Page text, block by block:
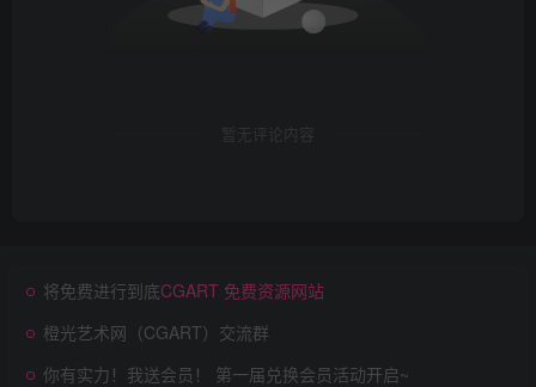
暂无评论内容
将免费进行到底CGART 免费资源网站
橙光艺术网（CGART）交流群
你有实力！我送会员！ 第一届兑换会员活动开启~